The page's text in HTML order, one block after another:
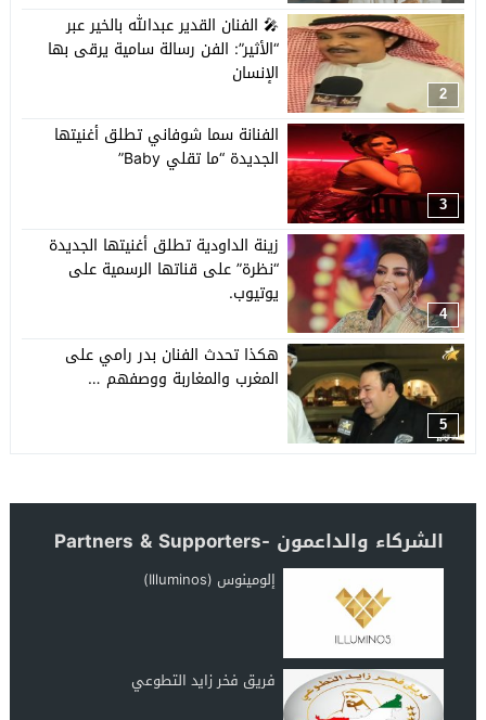
2
🎤 الفنان القدير عبدالله بالخير عبر
“الأثير”: الفن رسالة سامية يرقى بها
الإنسان
3
الفنانة سما شوفاني تطلق أغنيتها
الجديدة “ما تقلي Baby”
4
زينة الداودية تطلق أغنيتها الجديدة
“نظرة” على قناتها الرسمية على
يوتيوب.
5
هكذا تحدث الفنان بدر رامي على
المغرب والمغاربة ووصفهم …
الشركاء والداعمون -Partners & Supporters
إلومينوس (Illuminos)
فريق فخر زايد التطوعي